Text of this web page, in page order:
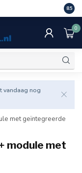
Veel
8.5
0
vandaag nog
met geïntegreerde
module met